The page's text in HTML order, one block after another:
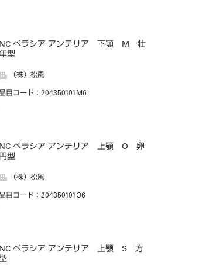
NC ベラシア アンテリア 下顎 M 壮
型
（株）松風
目コード ：204350101M6
NC ベラシア アンテリア 上顎 O 卵
円型
（株）松風
目コード ：204350101O6
NC ベラシア アンテリア 上顎 S 方